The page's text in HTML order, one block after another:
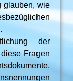
glauben, wie
der
Fragen